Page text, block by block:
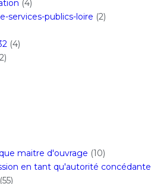
(4)
services-publics-loire (2)
(4)
maitre d'ouvrage (10)
en tant qu'autorité concédante
(55)